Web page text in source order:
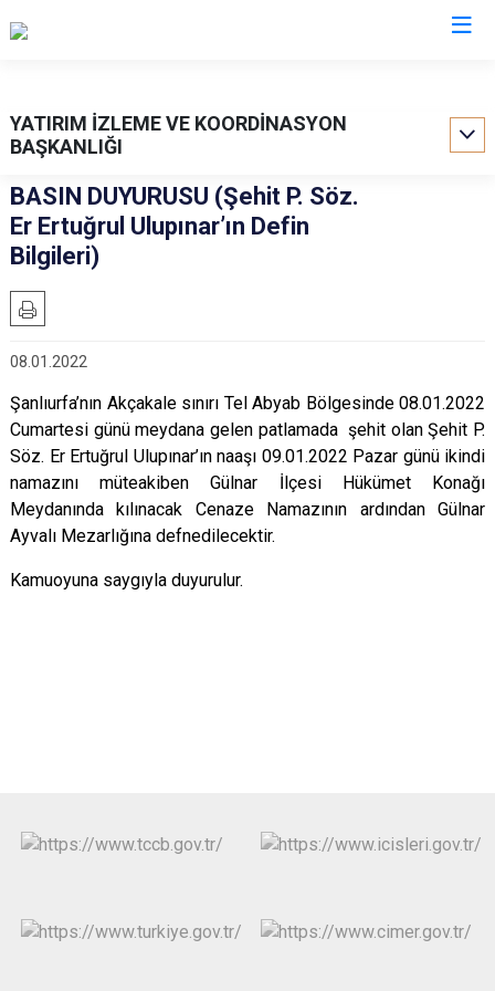
YATIRIM İZLEME VE KOORDİNASYON
BAŞKANLIĞI
BASIN DUYURUSU (Şehit P. Söz.
Er Ertuğrul Ulupınar’ın Defin
Bilgileri)
08.01.2022
Şanlıurfa’nın Akçakale sınırı Tel Abyab Bölgesinde 08.01.2022
Cumartesi günü meydana gelen patlamada şehit olan Şehit P.
Söz. Er Ertuğrul Ulupınar’ın naaşı 09.01.2022 Pazar günü ikindi
namazını müteakiben Gülnar İlçesi Hükümet Konağı
Meydanında kılınacak Cenaze Namazının ardından Gülnar
Ayvalı Mezarlığına defnedilecektir.
Kamuoyuna saygıyla duyurulur.